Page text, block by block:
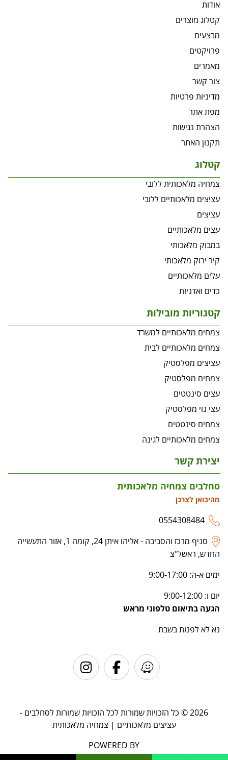
אודות
קטלוג מוצרים
מבצעים
פרויקטים
מאמרים
צור קשר
מדיניות פרטיות
מפת אתר
הצהרת נגישות
תקנון האתר
קטלוג
צמחיה מלאכותית ללובי
עציצים מלאכותיים ללובי
עציצים
עצים מלאכותיים
במבוק מלאכותי
קיר ירוק מלאכותי
עלים מלאכותיים
כדים ואדניות
קטגוריות מובילות
צמחים מלאכותיים למשרד
צמחים מלאכותיים לבית
עציצים מפלסטיק
צמחים מפלסטיק
עצים סינטטים
עצי נוי מפלסטיק
צמחים סינטטים
צמחים מלאכותיים לגינה
יצירת קשר
סחלבים צמחיה מלאכותית
מהיבואן לצרכן
0554308484
סניף מרכז והסביבה - אליהו איתן 24, קומה 1, אזור התעשייה
החדש, ראשל"צ
ימים א-ה: 9:00-17:00
יום ו: 9:00-12:00
הגעה בתיאום טלפוני מראש
נא לא לפנות בשבת
2026 © כל הזכויות שמורות לכל הזכויות שמורות לסחלבים -
עציצים מלאכותיים | צמחיה מלאכותית
POWERED BY